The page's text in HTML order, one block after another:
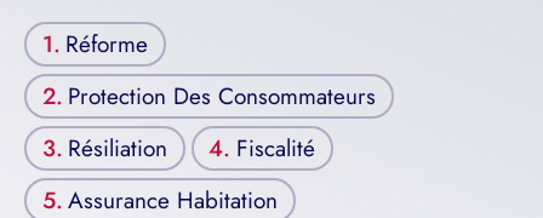
Réforme
Protection Des Consommateurs
Résiliation
Fiscalité
Assurance Habitation